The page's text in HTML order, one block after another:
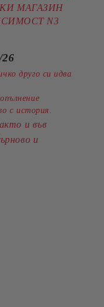
МАГАЗИН
N3
друго си идва
с история.
и във
и